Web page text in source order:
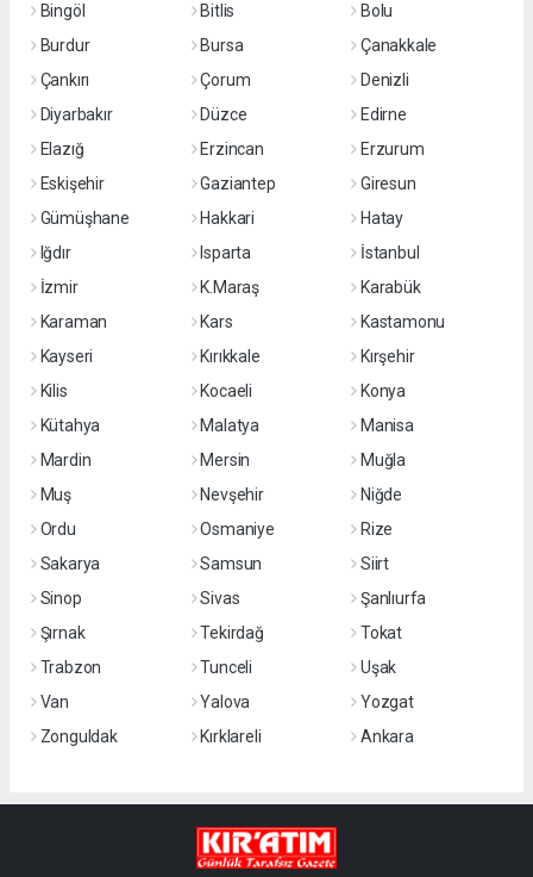
Bingöl
Bitlis
Bolu
Burdur
Bursa
Çanakkale
Çankırı
Çorum
Denizli
Diyarbakır
Düzce
Edirne
Elazığ
Erzincan
Erzurum
Eskişehir
Gaziantep
Giresun
Gümüşhane
Hakkari
Hatay
Iğdır
Isparta
İstanbul
İzmir
K.Maraş
Karabük
Karaman
Kars
Kastamonu
Kayseri
Kırıkkale
Kırşehir
Kilis
Kocaeli
Konya
Kütahya
Malatya
Manisa
Mardin
Mersin
Muğla
Muş
Nevşehir
Niğde
Ordu
Osmaniye
Rize
Sakarya
Samsun
Siirt
Sinop
Sivas
Şanlıurfa
Şırnak
Tekirdağ
Tokat
Trabzon
Tunceli
Uşak
Van
Yalova
Yozgat
Zonguldak
Kırklareli Ankara